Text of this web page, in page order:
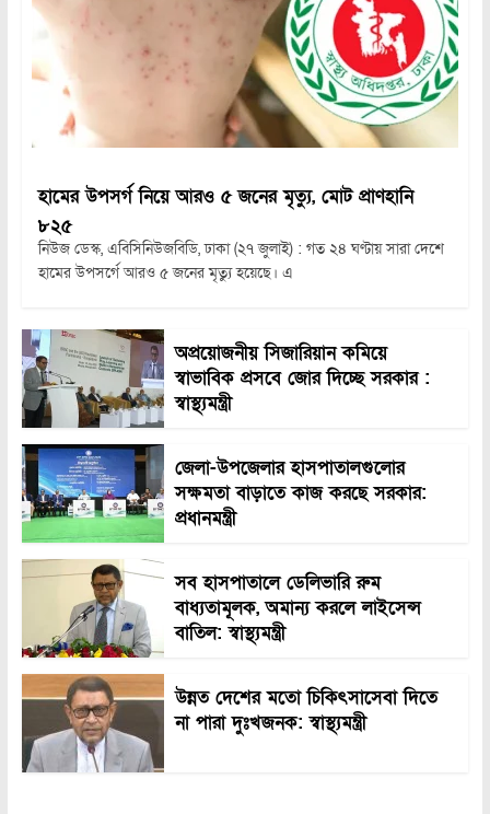
হামের উপসর্গ নিয়ে আরও ৫ জনের মৃত্যু, মোট প্রাণহানি
৮২৫
নিউজ ডেস্ক, এবিসিনিউজবিডি, ঢাকা (২৭ জুলাই) : গত ২৪ ঘণ্টায় সারা দেশে
হামের উপসর্গে আরও ৫ জনের মৃত্যু হয়েছে। এ
অপ্রয়োজনীয় সিজারিয়ান কমিয়ে
স্বাভাবিক প্রসবে জোর দিচ্ছে সরকার :
স্বাস্থ্যমন্ত্রী
জেলা-উপজেলার হাসপাতালগুলোর
সক্ষমতা বাড়াতে কাজ করছে সরকার:
প্রধানমন্ত্রী
সব হাসপাতালে ডেলিভারি রুম
বাধ্যতামূলক, অমান্য করলে লাইসেন্স
বাতিল: স্বাস্থ্যমন্ত্রী
উন্নত দেশের মতো চিকিৎসাসেবা দিতে
না পারা দুঃখজনক: স্বাস্থ্যমন্ত্রী